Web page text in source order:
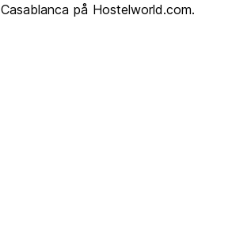
Casablanca på Hostelworld.com.